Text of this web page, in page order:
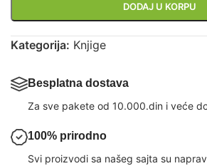
DODAJ U KORPU
Kategorija: Knjige
Besplatna dostava
Za sve pakete od 10.000.din i veće
100% prirodno
Svi proizvodi sa našeg sajta su